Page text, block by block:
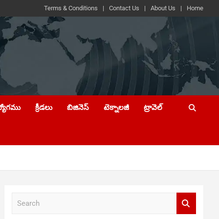
Terms & Conditions Contact Us About Us Home
క్రీడలు బిజినెస్ టెక్నాలజీ ట్రావెల్